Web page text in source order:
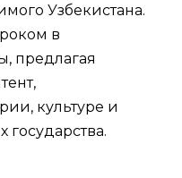
Узбекистана.
в
предлагая
культуре и